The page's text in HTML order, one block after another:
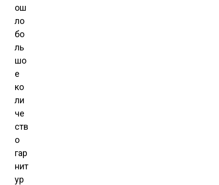
ош
ло
бо
ль
шо
е
ко
ли
че
ств
о
гар
нит
ур